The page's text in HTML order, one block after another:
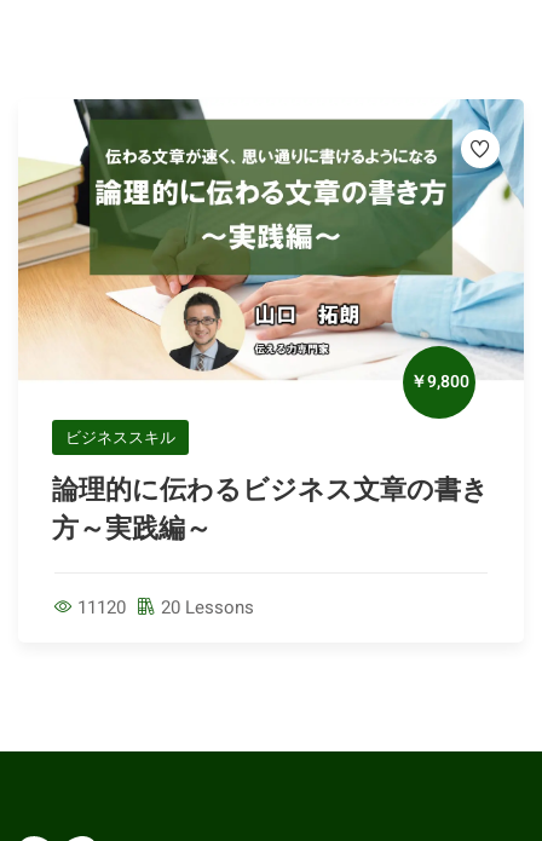
￥9,800
ビジネススキル
論理的に伝わるビジネス文章の書き
方～実践編～
11120 20 Lessons